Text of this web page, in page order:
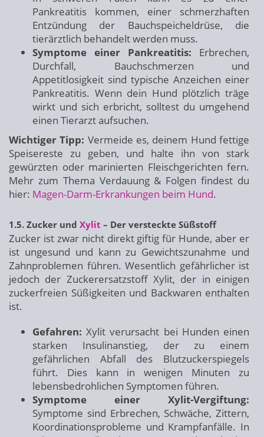
Pankreatitis kommen, einer schmerzhaften
Entzündung der Bauchspeicheldrüse, die
tierärztlich behandelt werden muss.
Symptome einer Pankreatitis: Erbrechen,
Durchfall, Bauchschmerzen und
Appetitlosigkeit sind typische Anzeichen einer
Pankreatitis. Wenn dein Hund plötzlich träge
wirkt und sich erbricht, solltest du umgehend
einen Tierarzt aufsuchen.
Wichtiger Tipp: Vermeide es, deinem Hund fettige
Speisereste zu geben, und halte ihn von stark
gewürzten oder marinierten Fleischgerichten fern.
Mehr zum Thema Verdauung & Folgen findest du
hier: Magen-Darm-Erkrankungen beim Hund.
1.5. Zucker und Xylit – Der versteckte Süßstoff
Zucker ist zwar nicht direkt giftig für Hunde, aber er
ist ungesund und kann zu Gewichtszunahme und
Zahnproblemen führen. Wesentlich gefährlicher ist
jedoch der Zuckerersatzstoff Xylit, der in einigen
zuckerfreien Süßigkeiten und Backwaren enthalten
ist.
Gefahren: Xylit verursacht bei Hunden einen
starken Insulinanstieg, der zu einem
gefährlichen Abfall des Blutzuckerspiegels
führt. Dies kann in wenigen Minuten zu
lebensbedrohlichen Symptomen führen.
Symptome einer Xylit-Vergiftung:
Symptome sind Erbrechen, Schwäche, Zittern,
Koordinationsprobleme und Krampfanfälle. In